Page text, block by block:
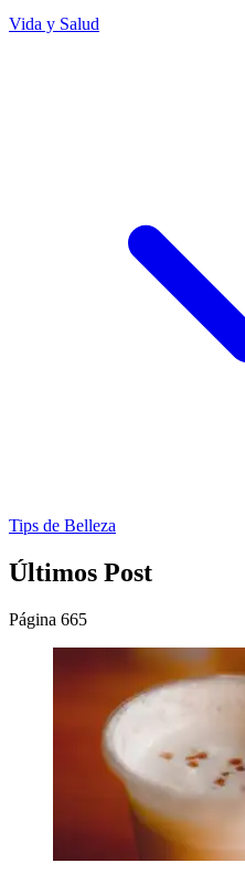
Vida y Salud
Tips de Belleza
Últimos Post
Página 665